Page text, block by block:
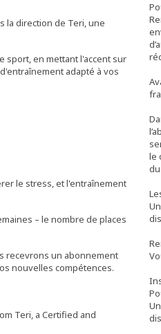
la direction de Teri, une
sport, en mettant l'accent sur
adapté à vos
le stress, et l'entraînement
– le nombre de places
recevrons un abonnement
nouvelles compétences.
Teri, a Certified and
le